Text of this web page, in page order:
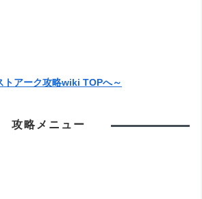
トアーク攻略wiki TOPへ～
攻略メニュー